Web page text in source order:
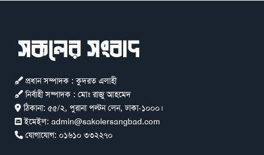
প্রধান সম্পাদক : কুদরত এলাহী
নির্বাহী সম্পাদক : মোঃ রাজু আহমেদ
ঠিকানা: ৫৫/২, পুরানা পল্টন লেন, ঢাকা-১০০০।
ইমেইল: admin@sakolersangbad.com
যোগাযোগ: ০১৬১০ ৩৩২২৭০